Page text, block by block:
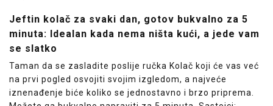
Jeftin kolač za svaki dan, gotov bukvalno za 5
minuta: Idealan kada nema ništa kući, a jede vam
se slatko
Taman da se zasladite poslije ručka Kolač koji će vas već
na prvi pogled osvojiti svojim izgledom, a najveće
iznenađenje biće koliko se jednostavno i brzo priprema.